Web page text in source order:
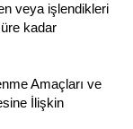
veya işlendikleri
kadar
Amaçları ve
İlişkin